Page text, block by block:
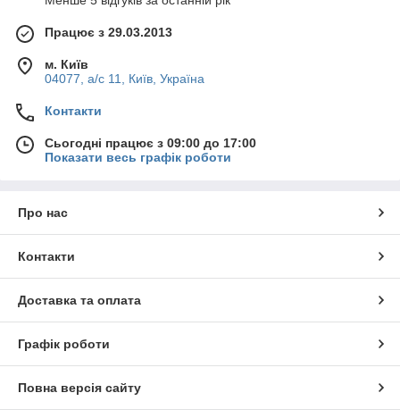
Працює з 29.03.2013
м. Київ
04077, а/с 11, Київ, Україна
Контакти
Сьогодні працює з 09:00 до 17:00
Показати весь графік роботи
Про нас
Контакти
Доставка та оплата
Графік роботи
Повна версія сайту